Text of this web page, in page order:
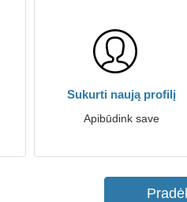
Sukurti naują profilį
Apibūdink save